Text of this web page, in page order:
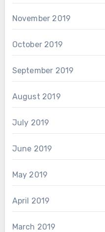
November 2019
October 2019
September 2019
August 2019
July 2019
June 2019
May 2019
April 2019
March 2019